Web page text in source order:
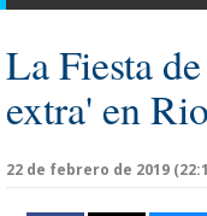
La Fiesta
extra' en
22 de febrero de 2019